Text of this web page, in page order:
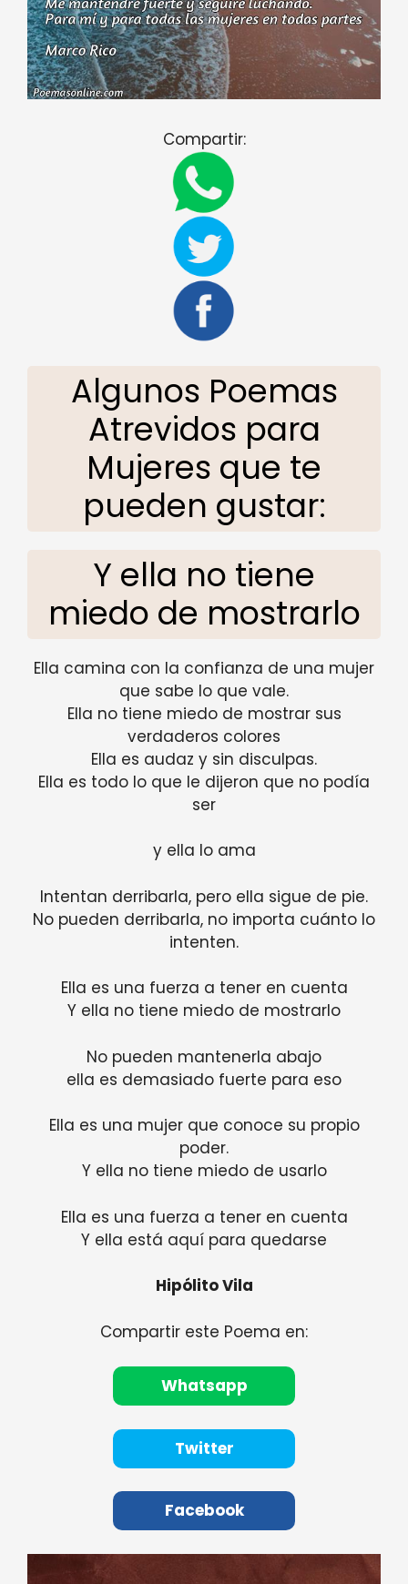
Compartir:
Algunos Poemas
Atrevidos para
Mujeres que te
pueden gustar:
Y ella no tiene
miedo de mostrarlo
Ella camina con la confianza de una mujer
que sabe lo que vale.
Ella no tiene miedo de mostrar sus
verdaderos colores
Ella es audaz y sin disculpas.
Ella es todo lo que le dijeron que no podía
ser
y ella lo ama
Intentan derribarla, pero ella sigue de pie.
No pueden derribarla, no importa cuánto lo
intenten.
Ella es una fuerza a tener en cuenta
Y ella no tiene miedo de mostrarlo
No pueden mantenerla abajo
ella es demasiado fuerte para eso
Ella es una mujer que conoce su propio
poder.
Y ella no tiene miedo de usarlo
Ella es una fuerza a tener en cuenta
Y ella está aquí para quedarse
Hipólito Vila
Compartir este Poema en:
Whatsapp
Twitter
Facebook